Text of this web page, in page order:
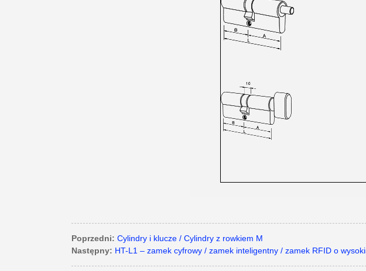
Poprzedni: Cylindry i klucze / Cylindry z rowkiem M
Następny: HT-L1 – zamek cyfrowy / zamek inteligentny / zamek RFID o